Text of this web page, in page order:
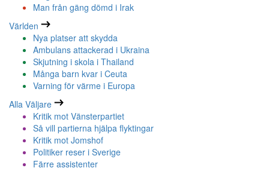
Man från gäng dömd i Irak
Världen
Nya platser att skydda
Ambulans attackerad i Ukraina
Skjutning i skola i Thailand
Många barn kvar i Ceuta
Varning för värme i Europa
Alla Väljare
Kritik mot Vänsterpartiet
Så vill partierna hjälpa flyktingar
Kritik mot Jomshof
Politiker reser i Sverige
Färre assistenter